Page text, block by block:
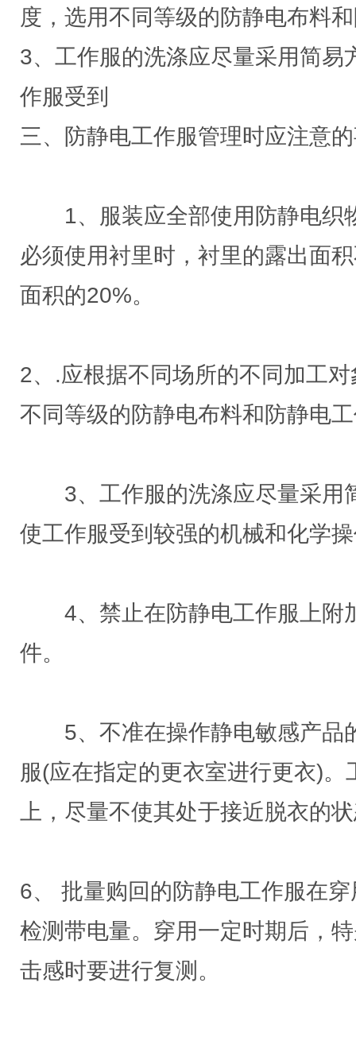
度，选用不同等级的防静电布
3、工作服的洗涤应尽量采用简易
作服受到
三、防静电工作服管理时应注意
1、服装应全部使用防静电织
必须使用衬里时，衬里的露出面
面积的20%。
2、.应根据不同场所的不同加工
不同等级的防静电布料和防静电
3、工作服的洗涤应尽量采用
使工作服受到较强的机械和化学
4、禁止在防静电工作服上附
件。
5、不准在操作静电敏感产品
服(应在指定的更衣室进行更衣)
上，尽量不使其处于接近脱衣的
6、 批量购回的防静电工作服在
检测带电量。穿用一定时期后，
击感时要进行复测。